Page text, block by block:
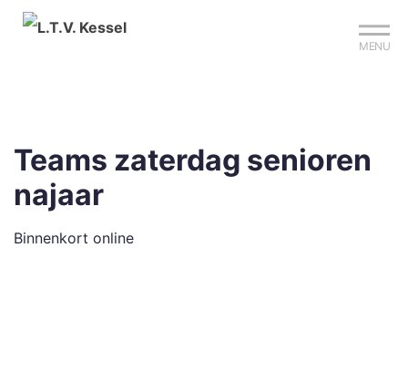
MENU
Teams zaterdag senioren
najaar
Binnenkort online